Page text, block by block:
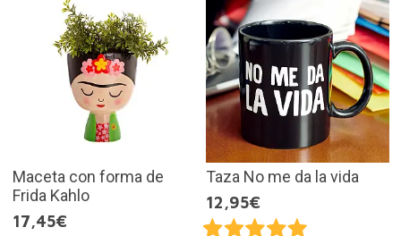
Maceta con forma de
Frida Kahlo
17,45€
Taza No me da la vida
12,95€